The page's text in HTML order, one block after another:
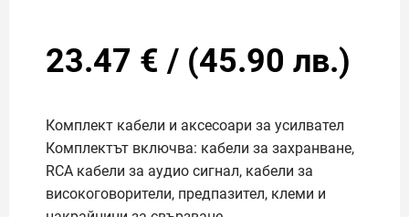
23.47 € / (45.90 лв.)
Комплект кабели и аксесоари за усилвател
Комплектът включва: кабели за захранване,
RCA кабели за аудио сигнал, кабели за
високоговорители, предпазител, клеми и